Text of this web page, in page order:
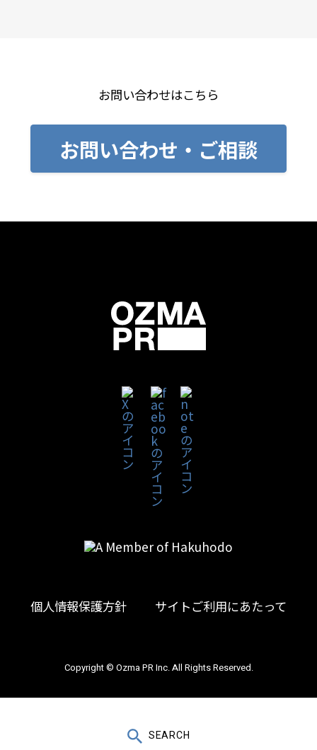
SEARCH
お問い合わせはこちら
お問い合わせ・ご相談
お問い合わせ
個人情報保護方針 サイトご利用にあたって
Copyright © Ozma PR Inc. All Rights Reserved.